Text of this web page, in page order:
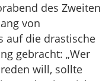
des Zweiten
von
auf die drastische
gebracht: „Wer
will, sollte